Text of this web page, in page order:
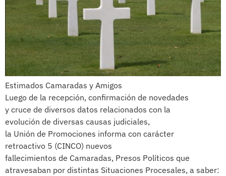
Estimados Camaradas y Amigos
Luego de la recepción, confirmación de novedades
y cruce de diversos datos relacionados con la
evolución de diversas causas judiciales,
la Unión de Promociones informa con carácter
retroactivo 5 (CINCO) nuevos
fallecimientos de Camaradas, Presos Políticos que
atravesaban por distintas Situaciones Procesales, a saber: